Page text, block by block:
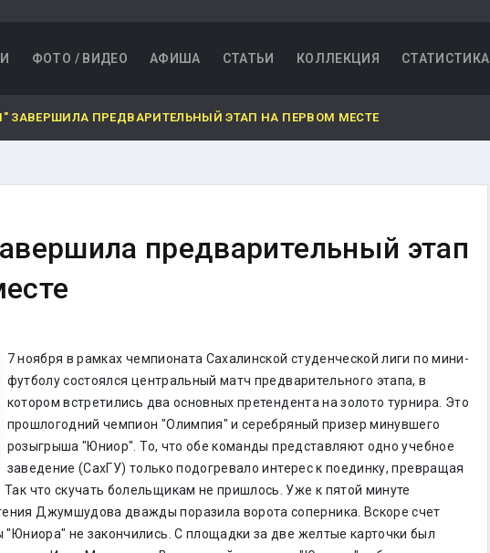
ФОТО / ВИДЕО АФИША СТАТЬИ КОЛЛЕКЦИЯ СТАТИСТИКА
ЗАВЕРШИЛА ПРЕДВАРИТЕЛЬНЫЙ ЭТАП НА ПЕРВОМ МЕСТЕ
предварительный этап
7 ноября в рамках чемпионата Сахалинской студенческой лиги по мини-
футболу состоялся центральный матч предварительного этапа, в
котором встретились два основных претендента на золото турнира. Это
прошлогодний чемпион "Олимпия" и серебряный призер минувшего
розыгрыша "Юниор". То, что обе команды представляют одно учебное
заведение (СахГУ) только подогревало интерес к поединку, превращая
Так что скучать болельщикам не пришлось. Уже к пятой минуте
Джумшудова дважды поразила ворота соперника. Вскоре счет
"Юниора" не закончились. С площадки за две желтые карточки был